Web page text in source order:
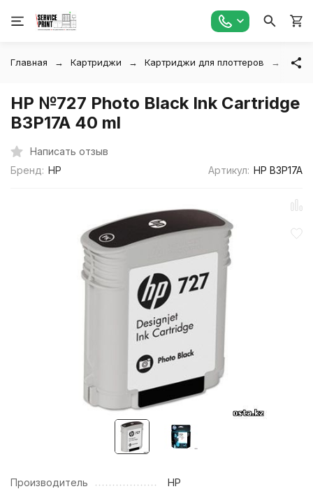
Главная Картриджи Картриджи для плоттеров HP
HP №727 Photo Black Ink Cartridge
B3P17A 40 ml
Написать отзыв
Бренд: HP Артикул: HP B3P17A
Производитель
HP